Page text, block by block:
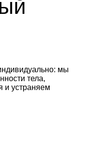
мы
тела,
и устраняем